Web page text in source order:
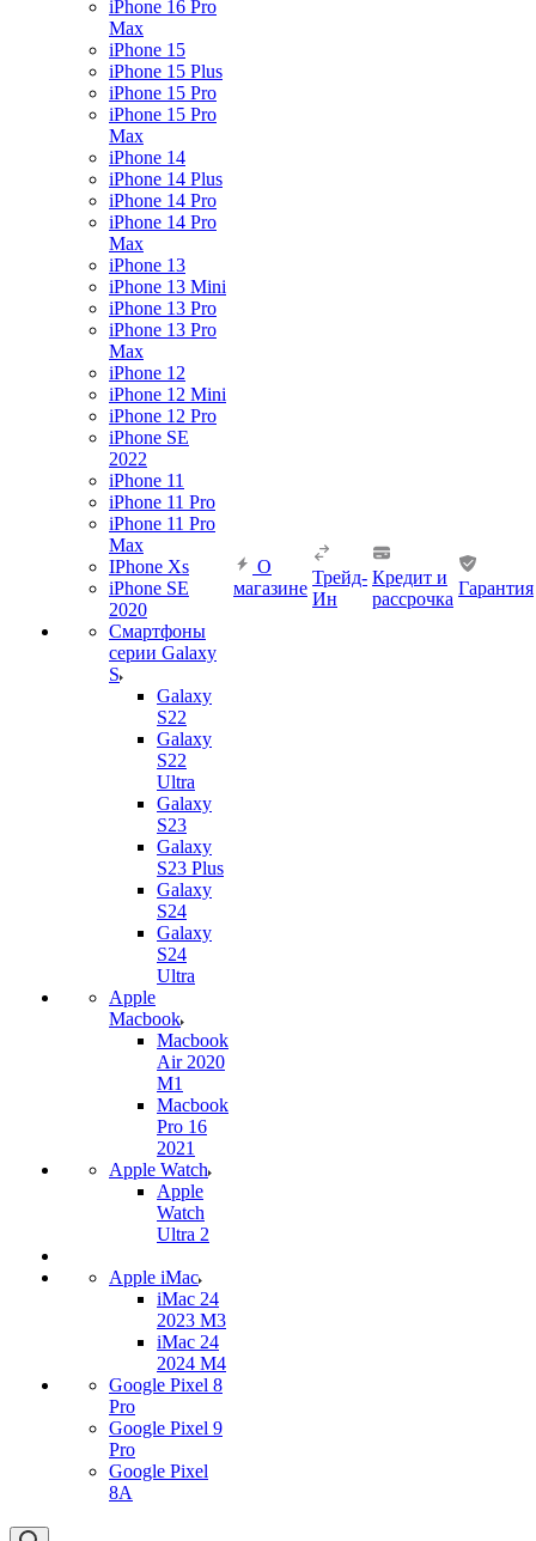
iPhone 16 Pro
Max
iPhone 15
iPhone 15 Plus
iPhone 15 Pro
iPhone 15 Pro
Max
iPhone 14
iPhone 14 Plus
iPhone 14 Pro
iPhone 14 Pro
Max
iPhone 13
iPhone 13 Mini
iPhone 13 Pro
iPhone 13 Pro
Max
iPhone 12
iPhone 12 Mini
iPhone 12 Pro
iPhone SE
2022
iPhone 11
iPhone 11 Pro
iPhone 11 Pro
Max
IPhone Xs
iPhone SE
2020
Смартфоны
серии Galaxy
S
Galaxy
S22
Galaxy
S22
Ultra
Galaxy
S23
Galaxy
S23 Plus
Galaxy
S24
Galaxy
S24
Ultra
Apple
Macbook
Macbook
Air 2020
M1
Macbook
Pro 16
2021
Apple Watch
Apple
Watch
Ultra 2
Apple iMac
iMac 24
2023 M3
iMac 24
2024 M4
Google Pixel 8
Pro
Google Pixel 9
Pro
Google Pixel
8A
О
магазине
Трейд-
Ин
Кредит и
рассрочка
Гарантия